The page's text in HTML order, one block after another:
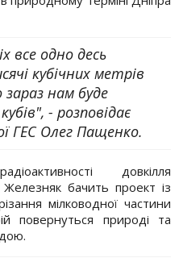
все одно десь
кубічних метрів
зараз нам буде
- розповідає
ГЕС Олег Пащенко.
довкілля
бачить проект із
мілководної частини
повернуться природі та